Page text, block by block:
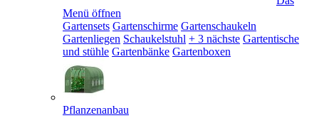
Menü öffnen
Gartensets Gartenschirme Gartenschaukeln
Gartenliegen Schaukelstuhl + 3 nächste Gartentische
und stühle Gartenbänke Gartenboxen
Pflanzenanbau